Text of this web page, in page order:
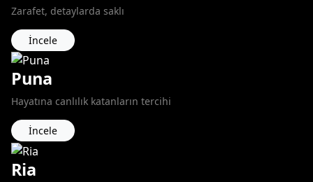
Zarafet, detaylarda saklı
İncele
Puna
Hayatına canlılık katanların tercihi
İncele
Ria